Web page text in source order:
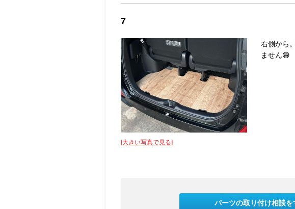
7
[大きい写真で見る]
右側から
ません😅
パーツの取り付け相談を